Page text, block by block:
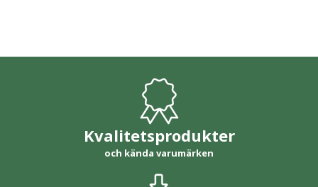
Kvalitetsprodukter
och kända varumärken